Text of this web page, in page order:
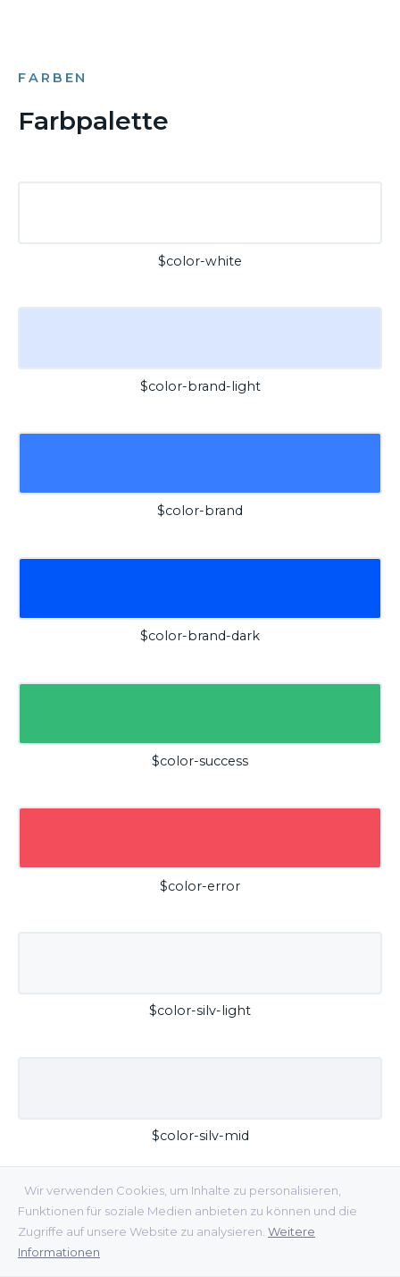
Wir verwenden Cookies, um Inhalte zu personalisieren,
Funktionen für soziale Medien anbieten zu können und die
Zugriffe auf unsere Website zu analysieren. Weitere
Informationen
FARBEN
Farbpalette
$color-white
$color-brand-light
$color-brand
$color-brand-dark
$color-success
$color-error
$color-silv-light
$color-silv-mid